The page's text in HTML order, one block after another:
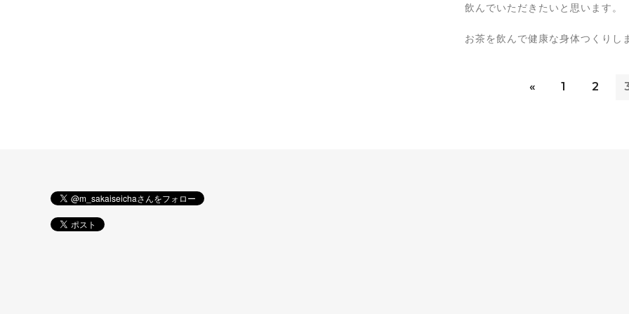
飲んでいただきたいと思います。
お茶を飲んで健康な身体つくりし
« 1 2